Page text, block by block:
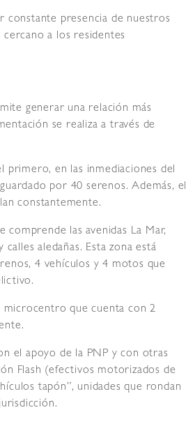
presencia de nuestros
a los residentes
generar una relación más
se realiza a través de
primero, en las inmediaciones del
por 40 serenos. Además, el
constantemente.
las avenidas La Mar,
aledañas. Esta zona está
4 vehículos y 4 motos que
que cuenta con 2
el apoyo de la PNP y con otras
Flash (efectivos motorizados de
tapón”, unidades que rondan